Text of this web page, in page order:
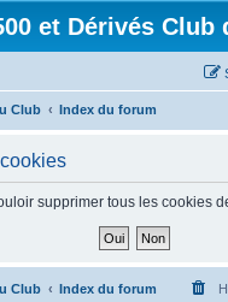
et Dérivés Club
Club Index du forum
supprimer tous les cookies
Club Index du forum